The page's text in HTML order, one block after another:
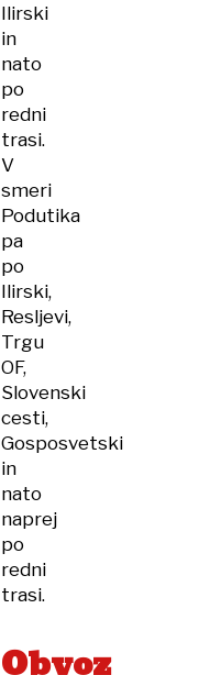
Ilirski
in
nato
po
redni
trasi.
V
smeri
Podutika
pa
po
Ilirski,
Resljevi,
Trgu
OF,
Slovenski
cesti,
Gosposvetski
in
nato
naprej
po
redni
trasi.
Obvoz